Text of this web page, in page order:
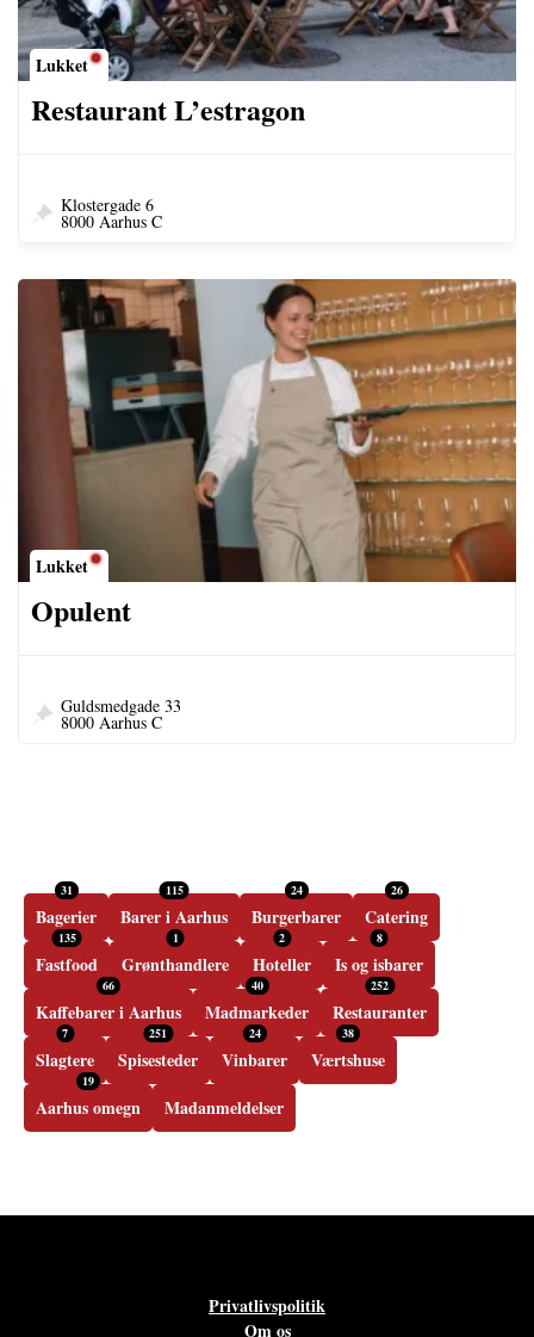
Lukket
Restaurant L’estragon
Klostergade 6
8000 Aarhus C
Lukket
Opulent
Guldsmedgade 33
8000 Aarhus C
Bagerier
31
Barer i Aarhus
115
Burgerbarer
24
Catering
26
Fastfood
135
Grønthandlere
1
Hoteller
2
Is og isbarer
8
Kaffebarer i Aarhus
66
Madmarkeder
40
Restauranter
252
Slagtere
7
Spisesteder
251
Vinbarer
24
Værtshuse
38
Aarhus omegn
19
Madanmeldelser
Privatlivspolitik
Om os